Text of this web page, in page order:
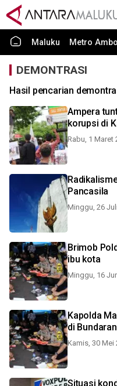
Maluku Metro
DEMONTRASI
Hasil pencarian
Ampera
korupsi di
Rabu, 1 Maret
Pancasila
Minggu, 26
Brimob
ibu kota
Minggu, 16
Kapolda
di
Kamis, 30 Mei
Situasi